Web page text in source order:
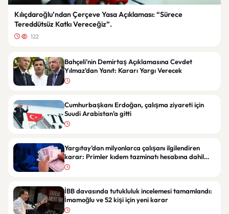
Kılıçdaroğlu’ndan Çerçeve Yasa Açıklaması: “Sürece
Tereddütsüz Katkı Vereceğiz”.
122
Bahçeli’nin Demirtaş Açıklamasına Cevdet
Yılmaz’dan Yanıt: Kararı Yargı Verecek
Cumhurbaşkanı Erdoğan, çalışma ziyareti için
Suudi Arabistan’a gitti
Yargıtay’dan milyonlarca çalışanı ilgilendiren
karar: Primler kıdem tazminatı hesabına dahil
edilecek
İBB davasında tutukluluk incelemesi tamamlandı:
İmamoğlu ve 52 kişi için yeni karar